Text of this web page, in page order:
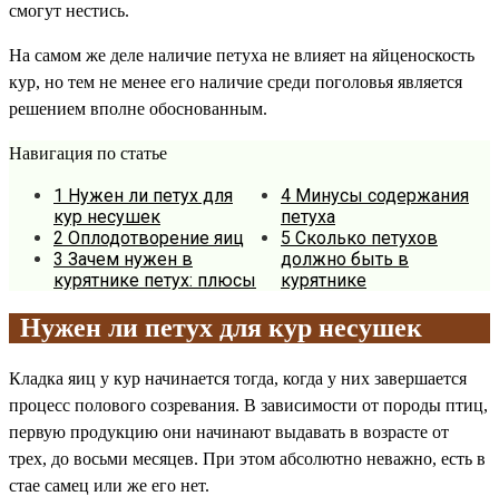
смогут нестись.
На самом же деле наличие петуха не влияет на яйценоскость
кур, но тем не менее его наличие среди поголовья является
решением вполне обоснованным.
Навигация по статье
1 Нужен ли петух для
кур несушек
2 Оплодотворение яиц
3 Зачем нужен в
курятнике петух: плюсы
4 Минусы содержания
петуха
5 Сколько петухов
должно быть в
курятнике
Нужен ли петух для кур несушек
Кладка яиц у кур начинается тогда, когда у них завершается
процесс полового созревания. В зависимости от породы птиц,
первую продукцию они начинают выдавать в возрасте от
трех, до восьми месяцев. При этом абсолютно неважно, есть в
стае самец или же его нет.